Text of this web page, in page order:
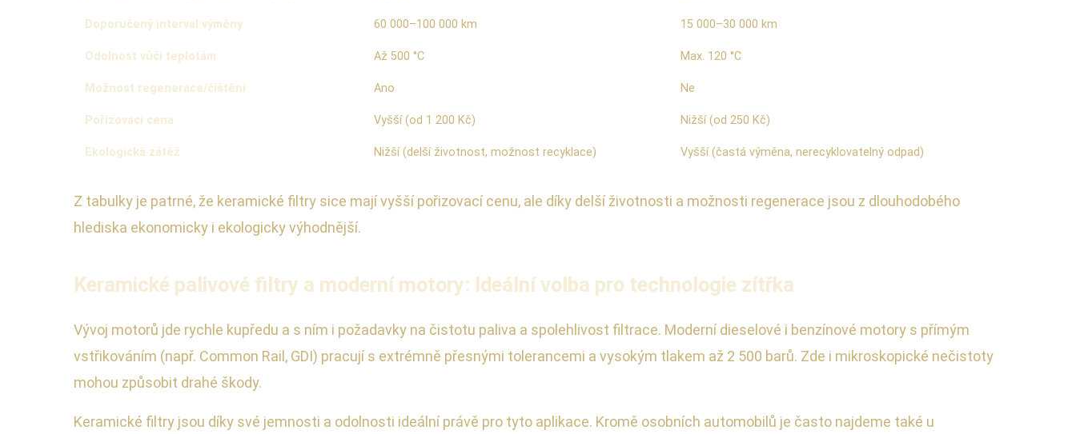
Doporučený interval výměny 60 000–100 000 km 15 000–30 000 km
Odolnost vůči teplotám Až 500 °C Max. 120 °C
Možnost regenerace/čištění Ano Ne
Pořizovací cena Vyšší (od 1 200 Kč) Nižší (od 250 Kč)
Ekologická zátěž Nižší (delší životnost, možnost recyklace) Vyšší (častá výměna, nerecyklovatelný odpad)
Z tabulky je patrné, že keramické filtry sice mají vyšší pořizovací cenu, ale díky delší životnosti a možnosti regenerace jsou z dlouhodobého
hlediska ekonomicky i ekologicky výhodnější.
Keramické palivové filtry a moderní motory: Ideální volba pro technologie zítřka
Vývoj motorů jde rychle kupředu a s ním i požadavky na čistotu paliva a spolehlivost filtrace. Moderní dieselové i benzínové motory s přímým
vstřikováním (např. Common Rail, GDI) pracují s extrémně přesnými tolerancemi a vysokým tlakem až 2 500 barů. Zde i mikroskopické nečistoty
mohou způsobit drahé škody.
Keramické filtry jsou díky své jemnosti a odolnosti ideální právě pro tyto aplikace. Kromě osobních automobilů je často najdeme také u